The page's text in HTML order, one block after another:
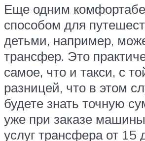
Еще одним
способом для
детьми, например,
трансфер. Это
самое, что и такси, с
разницей, что в этом
будете знать точную
уже при заказе
услуг трансфера от 15